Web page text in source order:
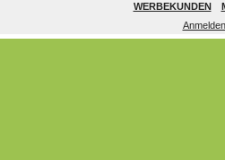
WERBEKUNDEN
Anmelden